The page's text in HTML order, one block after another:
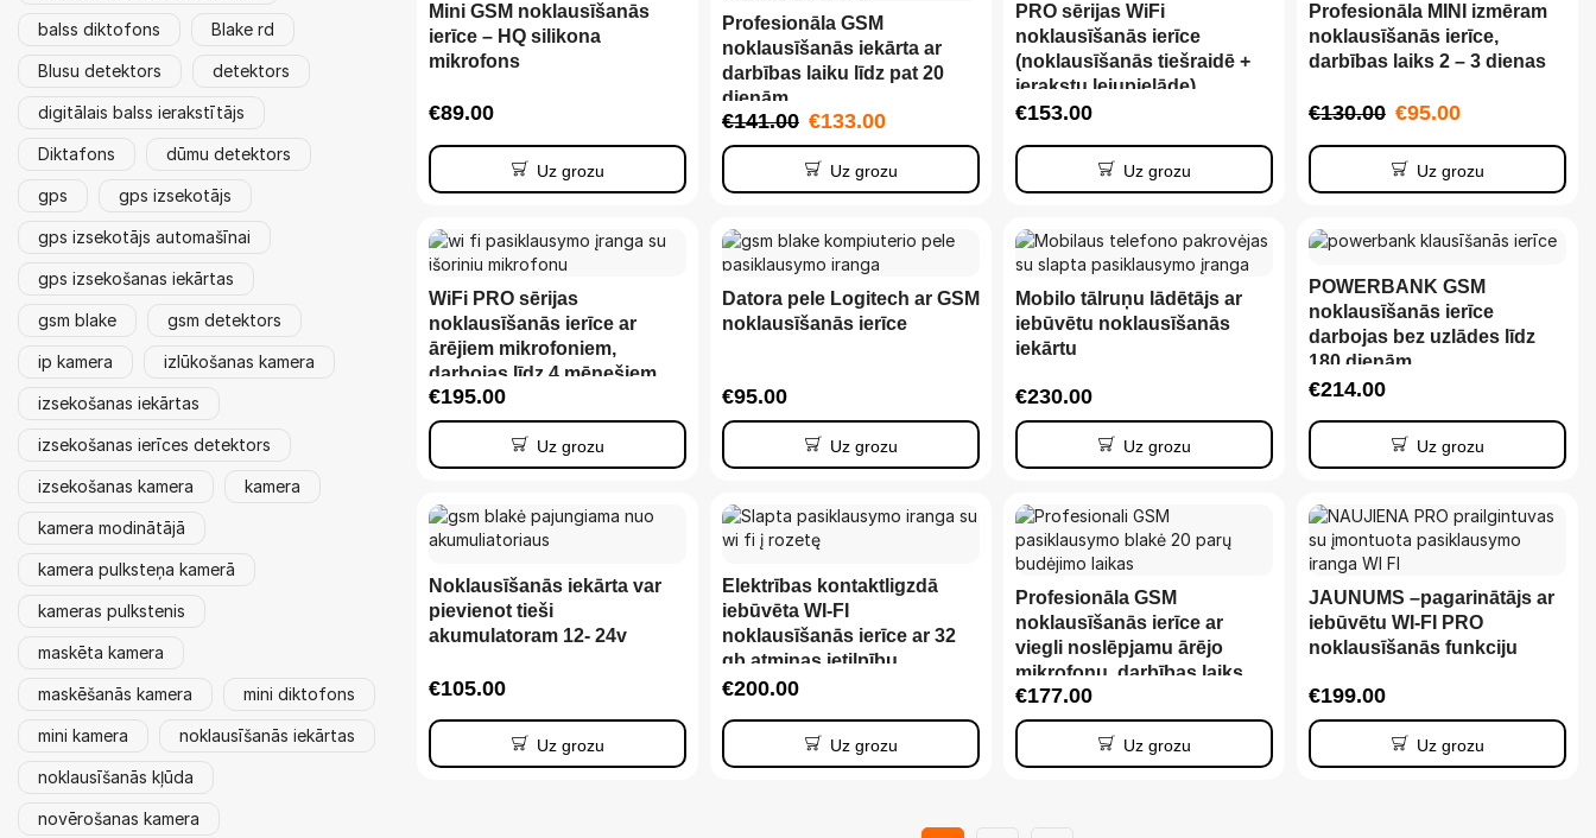
balss diktofons Blake rd
Blusu detektors detektors
digitālais balss ierakstītājs
Diktafons dūmu detektors
gps gps izsekotājs
gps izsekotājs automašīnai
gps izsekošanas iekārtas
gsm blake gsm detektors
ip kamera izlūkošanas kamera
izsekošanas iekārtas
izsekošanas ierīces detektors
izsekošanas kamera kamera
kamera modinātājā
kamera pulksteņa kamerā
kameras pulkstenis
maskēta kamera
maskēšanās kamera mini diktofons
mini kamera noklausīšanās iekārtas
noklausīšanās kļūda
novērošanas kamera
Mini GSM noklausīšanās
ierīce – HQ silikona
mikrofons
€89.00
Uz grozu
Profesionāla GSM
noklausīšanās iekārta ar
darbības laiku līdz pat 20
dienām
€141.00 €133.00
Uz grozu
PRO sērijas WiFi
noklausīšanās ierīce
(noklausīšanās tiešraidē +
ierakstu lejupielāde)
€153.00
Uz grozu
Profesionāla MINI izmēram
noklausīšanās ierīce,
darbības laiks 2 – 3 dienas
€130.00 €95.00
Uz grozu
WiFi PRO sērijas
noklausīšanās ierīce ar
ārējiem mikrofoniem,
darbojas līdz 4 mēnešiem
€195.00
Uz grozu
Datora pele Logitech ar GSM
noklausīšanās ierīce
€95.00
Uz grozu
Mobilo tālruņu lādētājs ar
iebūvētu noklausīšanās
iekārtu
€230.00
Uz grozu
POWERBANK GSM
noklausīšanās ierīce
darbojas bez uzlādes līdz
180 dienām
€214.00
Uz grozu
Noklausīšanās iekārta var
pievienot tieši
akumulatoram 12- 24v
€105.00
Uz grozu
Elektrības kontaktligzdā
iebūvēta WI-FI
noklausīšanās ierīce ar 32
gb atmiņas ietilpību
€200.00
Uz grozu
Profesionāla GSM
noklausīšanās ierīce ar
viegli noslēpjamu ārējo
mikrofonu, darbības laiks
20+ dienas gaidīšanas
režīmā
€177.00
Uz grozu
JAUNUMS –pagarinātājs ar
iebūvētu WI-FI PRO
noklausīšanās funkciju
€199.00
Uz grozu